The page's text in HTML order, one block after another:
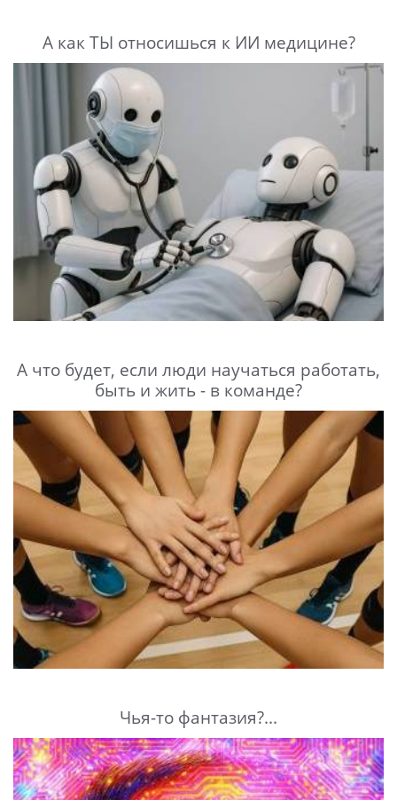
А как ТЫ относишься к ИИ медицине?
А что будет, если люди научаться работать,
быть и жить - в команде?
Чья-то фантазия?...